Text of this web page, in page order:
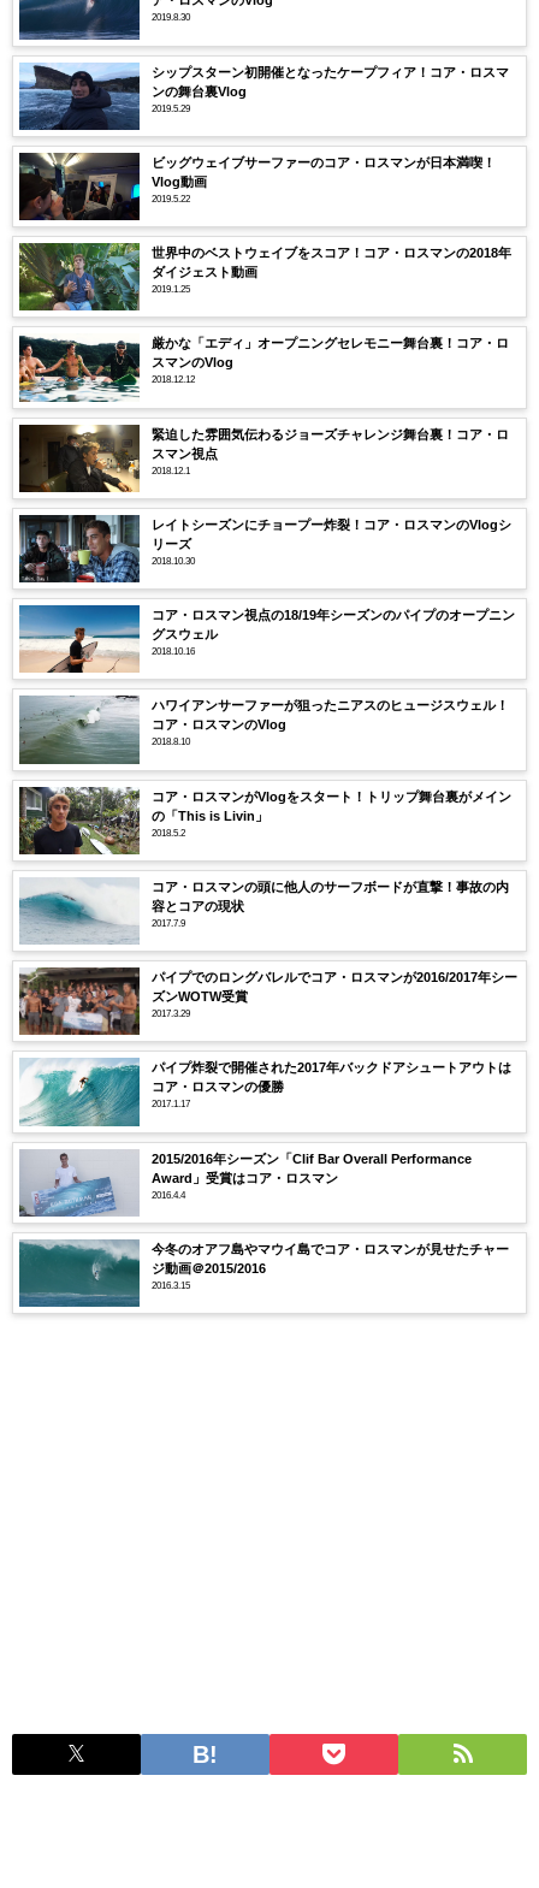
2019.8.30
シップスターン初開催となったケープフィア！コア・ロスマ
ンの舞台裏Vlog
2019.5.29
ビッグウェイブサーファーのコア・ロスマンが日本満喫！
Vlog動画
2019.5.22
世界中のベストウェイブをスコア！コア・ロスマンの2018年
ダイジェスト動画
2019.1.25
厳かな「エディ」オープニングセレモニー舞台裏！コア・ロ
スマンのVlog
2018.12.12
緊迫した雰囲気伝わるジョーズチャレンジ舞台裏！コア・ロ
スマン視点
2018.12.1
レイトシーズンにチョープー炸裂！コア・ロスマンのVlogシ
リーズ
2018.10.30
コア・ロスマン視点の18/19年シーズンのパイプのオープニン
グスウェル
2018.10.16
ハワイアンサーファーが狙ったニアスのヒュージスウェル！
コア・ロスマンのVlog
2018.8.10
コア・ロスマンがVlogをスタート！トリップ舞台裏がメイン
の「This is Livin」
2018.5.2
コア・ロスマンの頭に他人のサーフボードが直撃！事故の内
容とコアの現状
2017.7.9
パイプでのロングバレルでコア・ロスマンが2016/2017年シー
ズンWOTW受賞
2017.3.29
パイプ炸裂で開催された2017年バックドアシュートアウトは
コア・ロスマンの優勝
2017.1.17
2015/2016年シーズン「Clif Bar Overall Performance
Award」受賞はコア・ロスマン
2016.4.4
今冬のオアフ島やマウイ島でコア・ロスマンが見せたチャー
ジ動画＠2015/2016
2016.3.15